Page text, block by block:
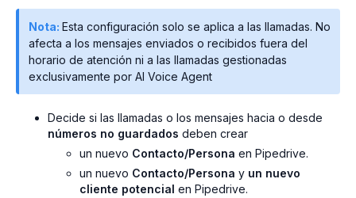
Nota: Esta configuración solo se aplica a las llamadas. No
afecta a los mensajes enviados o recibidos fuera del
horario de atención ni a las llamadas gestionadas
exclusivamente por AI Voice Agent
Decide si las llamadas o los mensajes hacia o desde
números no guardados deben crear
un nuevo Contacto/Persona en Pipedrive.
un nuevo Contacto/Persona y un nuevo
cliente potencial en Pipedrive.